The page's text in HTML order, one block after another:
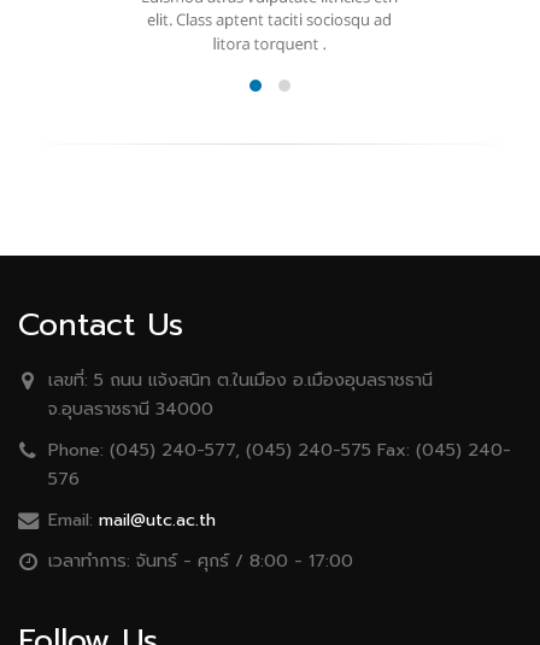
Contact Us
เลขที่: 5 ถนน เเจ้งสนิท ต.ในเมือง อ.เมืองอุบลราชธานี
จ.อุบลราชธานี 34000
Phone: (045) 240-577, (045) 240-575 Fax: (045) 240-
576
Email: mail@utc.ac.th
เวลาทำการ: จันทร์ - ศุกร์ / 8:00 - 17:00